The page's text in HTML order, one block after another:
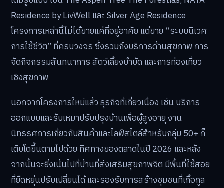
Residence by LivWell และ Silver Age Residence
โครงการเหล่านี้ไม่ได้ขายแค่ที่อยู่อาศัย แต่ขาย “ระบบนิเวศ
การใช้ชีวิต” ที่ครบวงจร ซึ่งรวมถึงบริการด้านสุขภาพ การ
จัดกิจกรรมสันทนาการ สัตว์เลี้ยงบำบัด และการท่องเที่ยว
เชิงสุขภาพ
นอกจากโครงการใหม่แล้ว ธุรกิจที่เกี่ยวเนื่อง เช่น บริการ
ออกแบบและรับเหมาปรับปรุงบ้านเพื่อผู้สูงอายุ งาน
นิทรรศการเกี่ยวกับสินค้าและไลฟ์สไตล์สำหรับกลุ่ม 50+ ก็
เติบโตขึ้นตามไปด้วย ทิศทางของตลาดในปี 2026 และหลัง
จากนั้นจะยิ่งเน้นไปที่บ้านที่ส่งเสริมสุขภาพจิต มีพื้นที่ใช้สอย
ที่ยืดหยุ่นปรับเปลี่ยนได้ และรองรับการสร้างชุมชนที่เกื้อกูล